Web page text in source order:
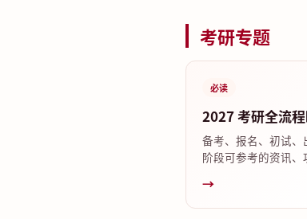
考研专题
必读
2027 考研全流
备考、报名、初试
阶段可参考的资讯、
→